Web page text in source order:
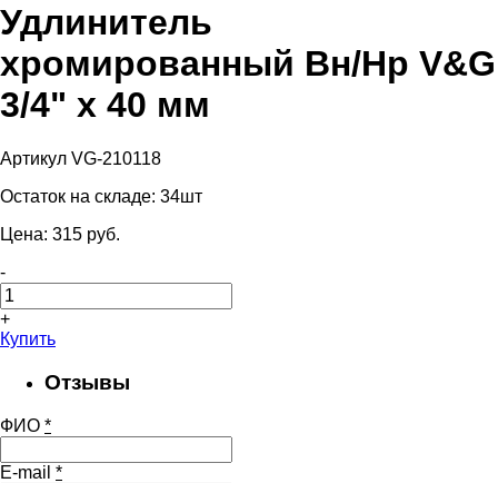
Удлинитель
хромированный Вн/Нр V&G
3/4" х 40 мм
Артикул VG-210118
Остаток на складе: 34шт
Цена: 315 pуб.
-
+
Купить
Отзывы
ФИО *
E-mail *